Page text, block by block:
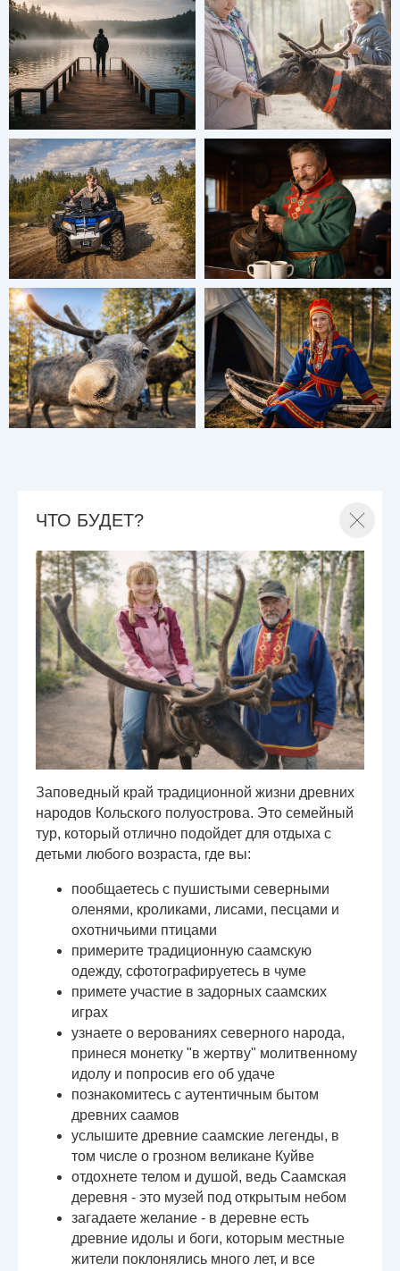
ЧТО БУДЕТ?
Заповедный край традиционной жизни древних
народов Кольского полуострова. Это семейный
тур, который отлично подойдет для отдыха с
детьми любого возраста, где вы:
пообщаетесь с пушистыми северными
оленями, кроликами, лисами, песцами и
охотничьими птицами
примерите традиционную саамскую
одежду, сфотографируетесь в чуме
примете участие в задорных саамских
играх
узнаете о верованиях северного народа,
принеся монетку "в жертву" молитвенному
идолу и попросив его об удаче
познакомитесь с аутентичным бытом
древних саамов
услышите древние саамские легенды, в
том числе о грозном великане Куйве
отдохнете телом и душой, ведь Саамская
деревня - это музей под открытым небом
загадаете желание - в деревне есть
древние идолы и боги, которым местные
жители поклонялись много лет, и все